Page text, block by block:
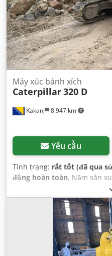
Kakanj 8.947 km
Máy xúc bánh xích
Caterpillar320 D
Yêu cầu
Tình trạng: rất tốt (đã qua
động hoàn toàn, Năm sản